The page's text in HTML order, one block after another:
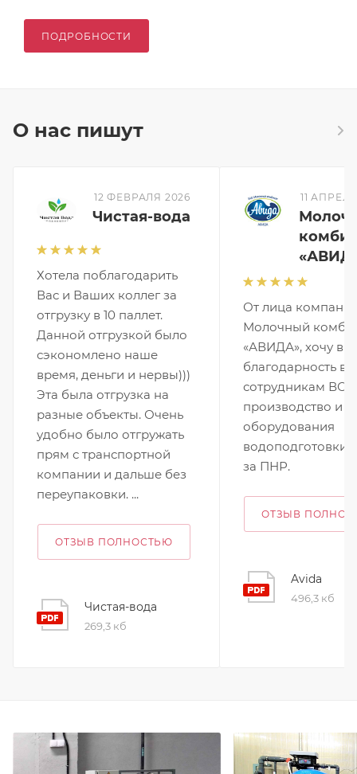
ПОДРОБНОСТИ
О нас пишут
12 ФЕВРАЛЯ 2026
Чистая-вода
Хотела поблагодарить
Вас и Ваших коллег за
отгрузку в 10 паллет.
Данной отгрузкой было
сэкономлено наше
время, деньги и нервы)))
Эта была отгрузка на
разные объекты. Очень
удобно было отгружать
прям с транспортной
компании и дальше без
переупаковки. ...
ОТЗЫВ ПОЛНОСТЬЮ
Чистая-вода
269,3 кб
11
От лица
Молочный
«АВИДА», хочу
благодарность
сотрудникам
производство и
оборудования
водоподготовки,
за ПНР.
ОТЗЫВ
Avida
496,3 кб